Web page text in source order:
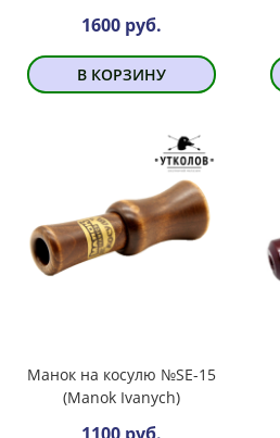
1600 руб.
В КОРЗИНУ
Манок на косулю №SE-15
(Manok Ivanych)